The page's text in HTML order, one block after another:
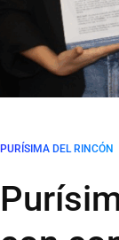
PURÍSIMA DEL RINCÓN